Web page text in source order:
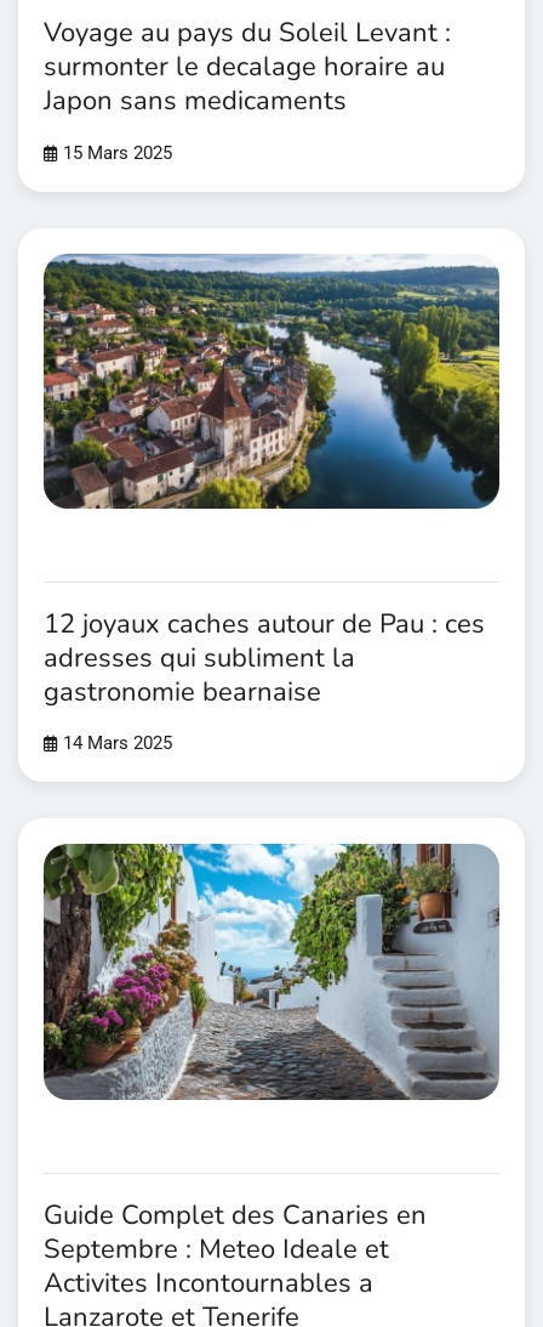
Voyage au pays du Soleil Levant :
surmonter le decalage horaire au
Japon sans medicaments
15 Mars 2025
12 joyaux caches autour de Pau : ces
adresses qui subliment la
gastronomie bearnaise
14 Mars 2025
Guide Complet des Canaries en
Septembre : Meteo Ideale et
Activites Incontournables a
Lanzarote et Tenerife